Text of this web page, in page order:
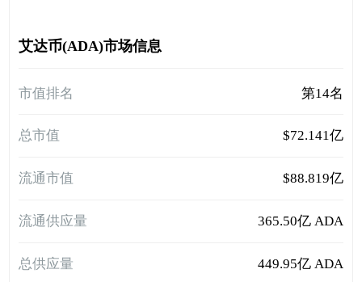
艾达币(ADA)市场信息
市值排名 第14名
总市值 $72.141亿
流通市值 $88.819亿
流通供应量 365.50亿 ADA
总供应量 449.95亿 ADA